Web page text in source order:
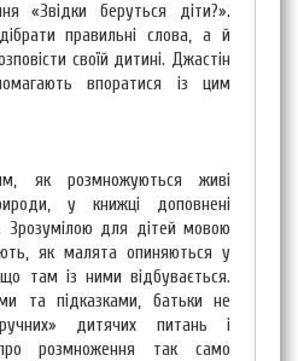
«Звідки беруться діти?».
правильні слова, а й
своїй дитині. Джастін
впоратися із цим
як розмножуються живі
у книжці доповнені
Зрозумілою для дітей мовою
як малята опиняються у
там із ними відбувається.
та підказками, батьки не
дитячих питань і
розмноження так само